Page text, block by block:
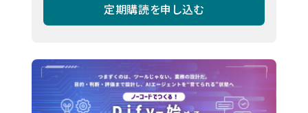
定期購読を申し込む